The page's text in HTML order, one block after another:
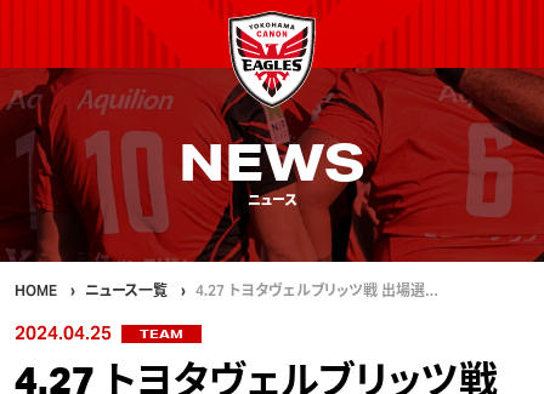
NEWS
ニュース
HOME ニュース一覧 4.27 トヨタヴェルブリッツ戦 出場選…
2024.04.25 TEAM
4.27 トヨタヴェルブリッツ戦